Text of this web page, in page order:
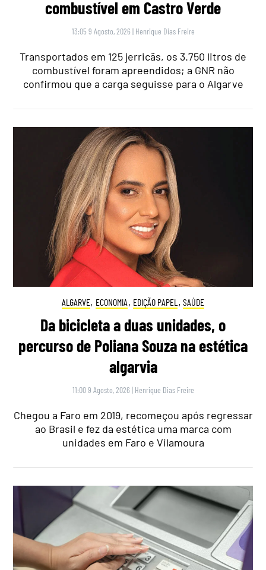
combustível em Castro Verde
13:05 9 Agosto, 2026 | Henrique Dias Freire
Transportados em 125 jerricãs, os 3.750 litros de
combustível foram apreendidos; a GNR não
confirmou que a carga seguisse para o Algarve
ALGARVE, ECONOMIA , EDIÇÃO PAPEL , SAÚDE
Da bicicleta a duas unidades, o
percurso de Poliana Souza na estética
algarvia
11:00 9 Agosto, 2026 | Henrique Dias Freire
Chegou a Faro em 2019, recomeçou após regressar
ao Brasil e fez da estética uma marca com
unidades em Faro e Vilamoura